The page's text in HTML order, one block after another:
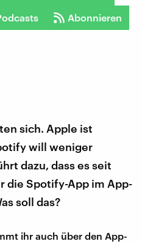
Abonnieren
sich. Apple ist
will weniger
dazu, dass es seit
die Spotify-App im App-
soll das?
ihr auch über den App-